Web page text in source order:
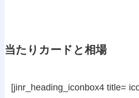
当たりカードと相場
[jinr_heading_iconbox4 title=